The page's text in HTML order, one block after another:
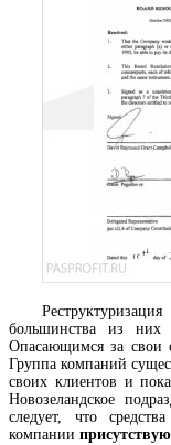
большинства из них
Опасающимся за свои
Группа компаний
своих клиентов и
Новозеландское
следует, что
компании